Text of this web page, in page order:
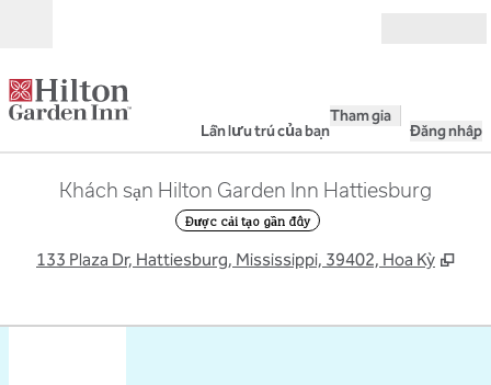
Lần lưu trú của bạn
Tham gia
Đăng nhập
Khách sạn Hilton Garden Inn Hattiesburg
Được cải tạo gần đây
133 Plaza Dr, Hattiesburg, Mississippi, 39402, Hoa Kỳ ,